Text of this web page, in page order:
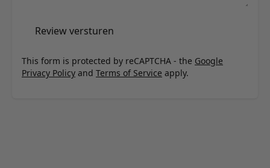
Review versturen
This form is protected by reCAPTCHA - the Google
Privacy Policy and Terms of Service apply.